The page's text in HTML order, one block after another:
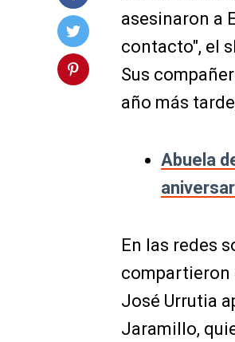
asesinaron a
contacto", el
Sus
año más
Abuela
En las redes
compartieron
José Urrutia
Jaramillo,